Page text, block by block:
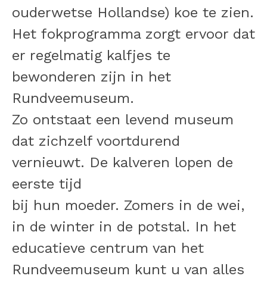
ouderwetse Hollandse) koe te zien.
Het fokprogramma zorgt ervoor dat
er regelmatig kalfjes te
bewonderen zijn in het
Rundveemuseum.
Zo ontstaat een levend museum
dat zichzelf voortdurend
vernieuwt. De kalveren lopen de
eerste tijd
bij hun moeder. Zomers in de wei,
in de winter in de potstal. In het
educatieve centrum van het
Rundveemuseum kunt u van alles